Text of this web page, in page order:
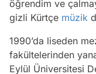
öğrendim ve
gizli Kürtçe müzik
1990’da liseden
fakültelerinden
Eylül Üniversitesi